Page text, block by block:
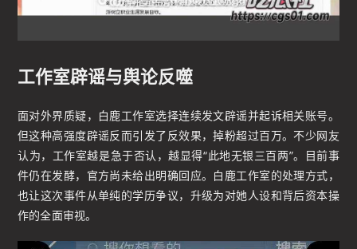
工作室辟谣与舆论反噬
面对外界质疑，白鹿工作室选择连续发文辟谣并起诉相关账号。
但这种高强度辟谣反而引发了反效果，掉粉超过百万。不少网友
认为，工作室越是急于否认，越显得“此地无银三百两”。目前事
件仍在发酵，官方尚未给出明确回应。白鹿工作室的处理方式，
也让这次事件从单纯的学历争议，升级为对她人设和背后资本操
作的全面审视。